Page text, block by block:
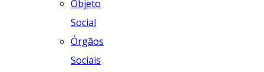
Objeto
Social
Órgãos
Sociais